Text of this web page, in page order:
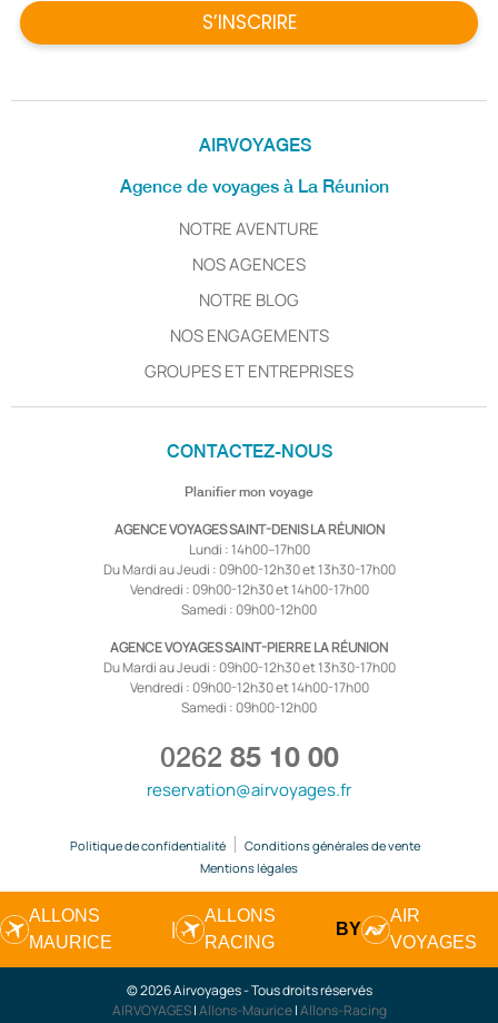
AIRVOYAGES
Agence de voyages à La Réunion
NOTRE AVENTURE
NOS AGENCES
NOTRE BLOG
NOS ENGAGEMENTS
GROUPES ET ENTREPRISES
S’INSCRIRE
CONTACTEZ-NOUS
Planifier mon voyage
AGENCE VOYAGES SAINT-DENIS LA RÉUNION
Lundi : 14h00–17h00
Du Mardi au Jeudi : 09h00-12h30 et 13h30-17h00
Vendredi : 09h00-12h30 et 14h00-17h00
Samedi : 09h00-12h00
AGENCE VOYAGES SAINT-PIERRE LA RÉUNION
Du Mardi au Jeudi : 09h00-12h30 et 13h30-17h00
Vendredi : 09h00-12h30 et 14h00-17h00
Samedi : 09h00-12h00
0262 85 10 00
reservation@airvoyages.fr
Politique de confidentialité
Conditions générales de vente
Mentions légales
ALLONS
MAURICE
|
ALLONS
RACING
BY
AIR
VOYAGES
© 2026 Airvoyages - Tous droits réservés
AIRVOYAGES|Allons-Maurice|Allons-Racing